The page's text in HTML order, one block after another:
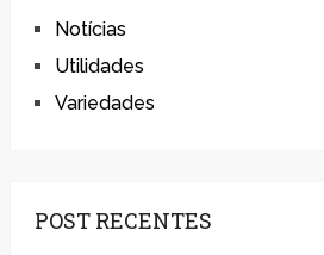
Notícias
Utilidades
Variedades
POST RECENTES